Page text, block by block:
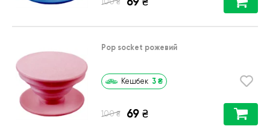
100
Pop socket рожевий
Кешбек 3 ₴
100 ₴ 69 ₴